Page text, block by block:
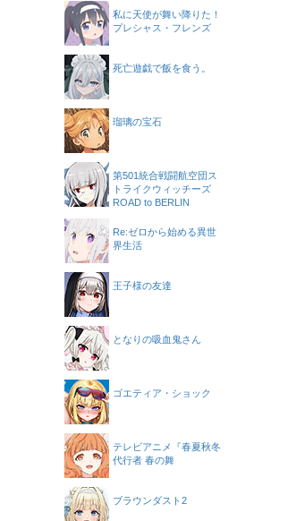
私に天使が舞い降りた！
プレシャス・フレンズ
死亡遊戯で飯を食う。
瑠璃の宝石
第501統合戦闘航空団ス
トライクウィッチーズ
ROAD to BERLIN
Re:ゼロから始める異世
界生活
王子様の友達
となりの吸血鬼さん
ゴエティア・ショック
テレビアニメ『春夏秋冬
代行者 春の舞
ブラウンダスト2